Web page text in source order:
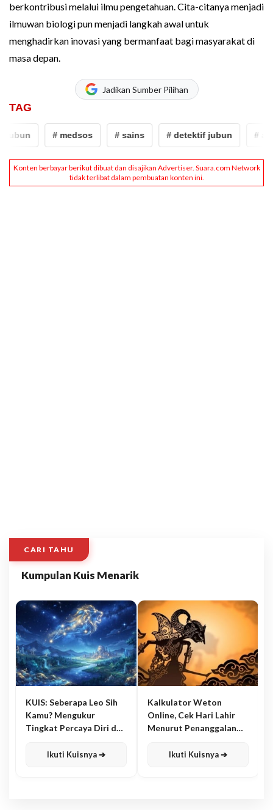
berkontribusi melalui ilmu pengetahuan. Cita-citanya menjadi
ilmuwan biologi pun menjadi langkah awal untuk
menghadirkan inovasi yang bermanfaat bagi masyarakat di
masa depan.
Jadikan Sumber Pilihan
TAG
# medsos # sains # detektif jubun #
CARI TAHU
Kumpulan Kuis Menarik
KUIS: Seberapa Leo Sih
Kamu? Mengukur
Tingkat Percaya Diri dan
Ikuti Kuisnya ➔
Kalkulator Weton
Online, Cek Hari Lahir
Menurut Penanggalan
Ikuti Kuisnya ➔